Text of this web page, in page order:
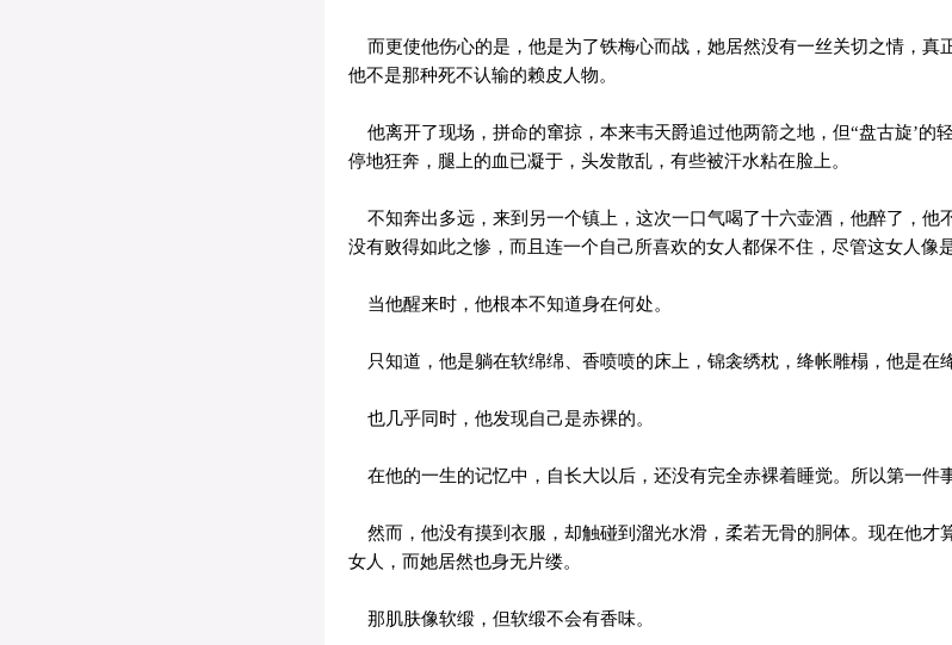
而更使他伤心的是，他是为了铁梅心而战，她居然没有一丝关切之情，真
他不是那种死不认输的赖皮人物。
他离开了现场，拼命的窜掠，本来韦天爵追过他两箭之地，但“盘古旋’的
停地狂奔，腿上的血已凝于，头发散乱，有些被汗水粘在脸上。
不知奔出多远，来到另一个镇上，这次一口气喝了十六壶酒，他醉了，他
没有败得如此之惨，而且连一个自己所喜欢的女人都保不住，尽管这女人像
当他醒来时，他根本不知道身在何处。
只知道，他是躺在软绵绵、香喷喷的床上，锦衾绣枕，绛帐雕榻，他是在
也几乎同时，他发现自己是赤裸的。
在他的一生的记忆中，自长大以后，还没有完全赤裸着睡觉。所以第一件
然而，他没有摸到衣服，却触碰到溜光水滑，柔若无骨的胴体。现在他才
女人，而她居然也身无片缕。
那肌肤像软缎，但软缎不会有香味。